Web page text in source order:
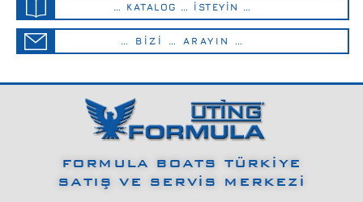
… KATALOG … İSTEYİN …
… BİZİ … ARAYIN …
FORMULA BOATS TÜRKİYE
SATIŞ VE SERVİS MERKEZİ